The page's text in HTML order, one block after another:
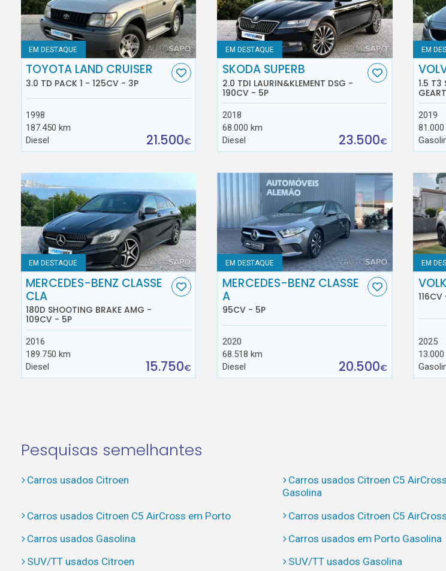
EM DESTAQUE
TOYOTA LAND CRUISER
3.0 TD PACK 1 - 125CV - 3P
1998
187.450 km
Diesel
21.500€
EM DESTAQUE
SKODA SUPERB
2.0 TDI LAURIN&KLEMENT DSG -
190CV - 5P
2018
68.000 km
Diesel
23.500€
EM
1.5 T3
2019
EM DESTAQUE
MERCEDES-BENZ CLASSE
CLA
180D SHOOTING BRAKE AMG -
109CV - 5P
2016
189.750 km
Diesel
15.750€
EM DESTAQUE
MERCEDES-BENZ CLASSE
A
95CV - 5P
2020
68.518 km
Diesel
20.500€
EM
2025
Pesquisas semelhantes
Carros usados Citroen
Carros usados Citroen C5
Gasolina
Carros usados Citroen C5 AirCross em Porto Carros usados Citroen C5
Carros usados Gasolina
Carros usados em Porto Gasolina
SUV/TT usados Citroen
SUV/TT usados Gasolina